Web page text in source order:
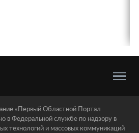
«Первый Областной Портал
в Федеральной службе по надзору в
технологий и массовых коммуникаций